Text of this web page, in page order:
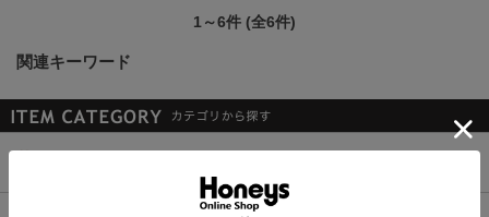
1～6件 (全6件)
関連キーワード